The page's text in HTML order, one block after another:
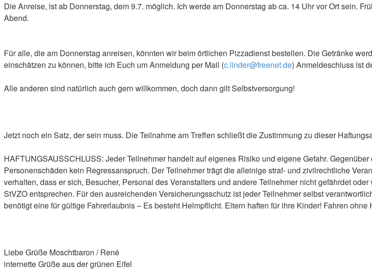
Die Anreise, ist ab Donnerstag, dem 9.7. möglich. Ich werde am Donnerstag ab ca. 14 Uhr vor Ort sein.
Abend.
Für alle, die am Donnerstag anreisen, könnten wir beim örtlichen Pizzadienst bestellen. Die Getränke
einschätzen zu können, bitte ich Euch um Anmeldung per Mail (c.linder@freenet.de) Anmeldeschluss ist
Alle anderen sind natürlich auch gern willkommen, doch dann gilt Selbstversorgung!
Jetzt noch ein Satz, der sein muss. Die Teilnahme am Treffen schließt die Zustimmung zu dieser
HAFTUNGSAUSSCHLUSS: Jeder Teilnehmer handelt auf eigenes Risiko und eigene Gefahr.
Personenschäden kein Regressanspruch. Der Teilnehmer trägt die alleinige straf- und zivilrechtliche
verhalten, dass er sich, Besucher, Personal des Veranstalters und andere Teilnehmer nicht gefährdet
StVZO entsprechen. Für den ausreichenden Versicherungsschutz ist jeder Teilnehmer selbst
benötigt eine für gültige Fahrerlaubnis – Es besteht Helmpflicht. Eltern haften für ihre Kinder! Fahren
Liebe Grüße Moschtbaron / René
internette Grüße aus der grünen Eifel